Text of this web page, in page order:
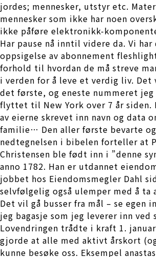
jordes; mennesker, utstyr etc.
mennesker som ikke har noen
ikke påføre elektronikk-
Har pause nå inntil videre da. Vi
oppsigelse av abonnement
forhold til hvordan de må streve
i verden for å leve et verdig liv. Det
det første, og eneste nummeret
flyttet til New York over 7 år siden.
av eierne skrevet inn navn og data
familie… Den aller første bevarte
nedtegnelsen i bibelen forteller at
Christensen ble født inn i ”denne
anno 1782. Han er utdannet
jobbet hos Eiendomsmegler Dahl
selvfølgelig også ulemper med å ta
Det vil gå busser fra mål – se egen
jeg bagasje som jeg leverer inn ved
Lovendringen trådte i kraft 1.
gjorde at alle med aktivt årskort
kunne besøke oss. Eksempel